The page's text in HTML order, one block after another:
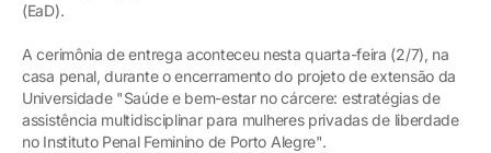
(EaD).
A cerimônia de entrega aconteceu nesta quarta-feira (2/7), na
casa penal, durante o encerramento do projeto de extensão da
Universidade "Saúde e bem-estar no cárcere: estratégias de
assistência multidisciplinar para mulheres privadas de liberdade
no Instituto Penal Feminino de Porto Alegre".